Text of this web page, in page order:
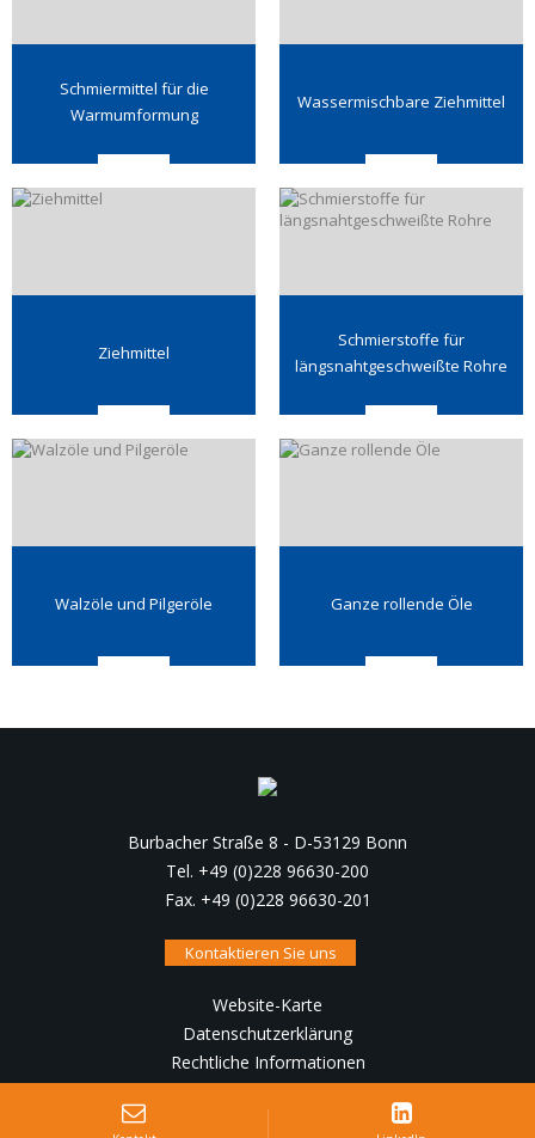
Schmiermittel für die
Warmumformung
Wassermischbare Ziehmittel
Ziehmittel
Schmierstoffe für
längsnahtgeschweißte Rohre
Walzöle und Pilgeröle Ganze rollende Öle
Burbacher Straße 8 - D-53129 Bonn
Tel. +49 (0)228 96630-200
Fax. +49 (0)228 96630-201
Kontaktieren Sie uns
Website-Karte
Datenschutzerklärung
Rechtliche Informationen